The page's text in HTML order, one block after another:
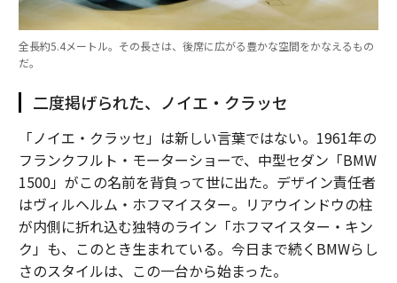
全長約5.4メートル。その長さは、後席に広がる豊かな空間をかなえるもの
だ。
二度掲げられた、ノイエ・クラッセ
「ノイエ・クラッセ」は新しい言葉ではない。1961年の
フランクフルト・モーターショーで、中型セダン「BMW
1500」がこの名前を背負って世に出た。デザイン責任者
はヴィルヘルム・ホフマイスター。リアウインドウの柱
が内側に折れ込む独特のライン「ホフマイスター・キン
ク」も、このとき生まれている。今日まで続くBMWらし
さのスタイルは、この一台から始まった。